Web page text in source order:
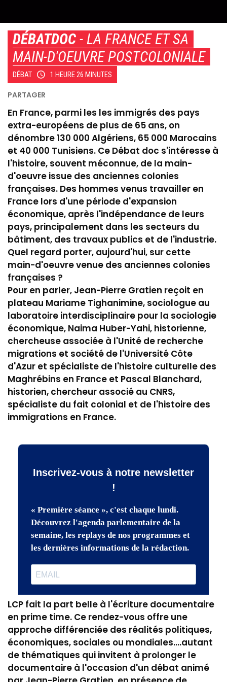
DÉBATDOC - LA FRANCE ET SA
MAIN-D'OEUVRE POSTCOLONIALE
DÉBAT 1 HEURE 26 MINUTES
En France, parmi les les immigrés des pays
extra-européens de plus de 65 ans, on
dénombre 130 000 Algériens, 65 000 Marocains
et 40 000 Tunisiens. Ce Débat doc s'intéresse à
l'histoire, souvent méconnue, de la main-
d'oeuvre issue des anciennes colonies
françaises. Des hommes venus travailler en
France lors d'une période d'expansion
économique, après l'indépendance de leurs
pays, principalement dans les secteurs du
bâtiment, des travaux publics et de l'industrie.
Quel regard porter, aujourd'hui, sur cette
main-d'oeuvre venue des anciennes colonies
françaises ?
Pour en parler, Jean-Pierre Gratien reçoit en
plateau Mariame Tighanimine, sociologue au
laboratoire interdisciplinaire pour la sociologie
économique, Naima Huber-Yahi, historienne,
chercheuse associée à l'Unité de recherche
migrations et société de l'Université Côte
d'Azur et spécialiste de l'histoire culturelle des
Maghrébins en France et Pascal Blanchard,
historien, chercheur associé au CNRS,
spécialiste du fait colonial et de l'histoire des
immigrations en France.
LCP fait la part belle à l'écriture documentaire
en prime time. Ce rendez-vous offre une
approche différenciée des réalités politiques,
économiques, sociales ou mondiales....autant
de thématiques qui invitent à prolonger le
documentaire à l'occasion d'un débat animé